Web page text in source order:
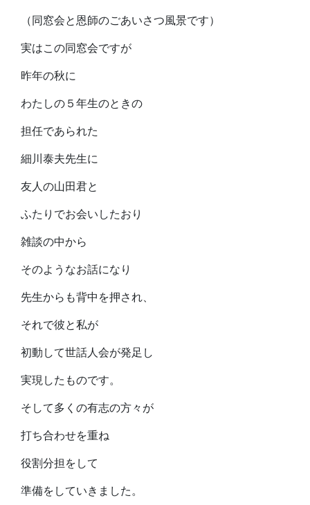
（同窓会と恩師のごあいさつ風景です）
実はこの同窓会ですが
昨年の秋に
わたしの５年生のときの
担任であられた
細川泰夫先生に
友人の山田君と
ふたりでお会いしたおり
雑談の中から
そのようなお話になり
先生からも背中を押され、
それで彼と私が
初動して世話人会が発足し
実現したものです。
そして多くの有志の方々が
打ち合わせを重ね
役割分担をして
準備をしていきました。